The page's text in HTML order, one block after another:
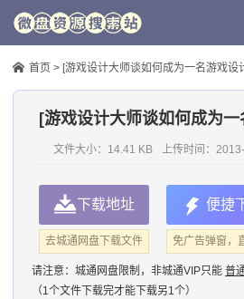
首页 > [游戏设计大师谈如何成为一名游戏设
[游戏设计大师谈如何成为
文件大小：14.41 KB 上传时间：
下载地址
去城通网盘下载文件
便捷
免广告弹窗，
请注意： 城通网盘限制，非城通VIP只能 普
（1个文件下载完才能下载另1个）